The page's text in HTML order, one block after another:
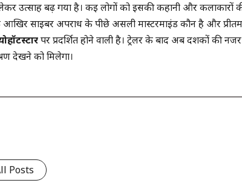
उत्साह बढ़ गया है। कई लोगों को इसकी कहानी और कलाकारों
साइबर अपराध के पीछे असली मास्टरमाइंड कौन है और प्रीतम-
पर प्रदर्शित होने वाली है। ट्रेलर के बाद अब दर्शकों की
देखने को मिलेगा।
Posts